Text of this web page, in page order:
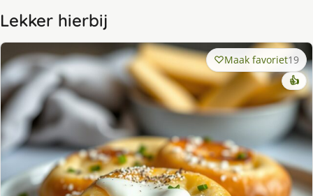
Lekker hierbij
Maak favoriet19
👍